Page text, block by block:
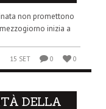
non promettono
inizia a
15 SET 0 0
DELLA